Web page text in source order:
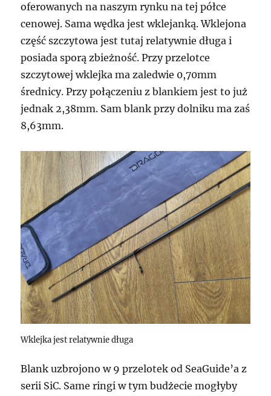
oferowanych na naszym rynku na tej półce
cenowej. Sama wędka jest wklejanką. Wklejona
część szczytowa jest tutaj relatywnie długa i
posiada sporą zbieżność. Przy przelotce
szczytowej wklejka ma zaledwie 0,70mm
średnicy. Przy połączeniu z blankiem jest to już
jednak 2,38mm. Sam blank przy dolniku ma zaś
8,63mm.
Wklejka jest relatywnie długa
Blank uzbrojono w 9 przelotek od SeaGuide’a z
serii SiC. Same ringi w tym budżecie mogłyby